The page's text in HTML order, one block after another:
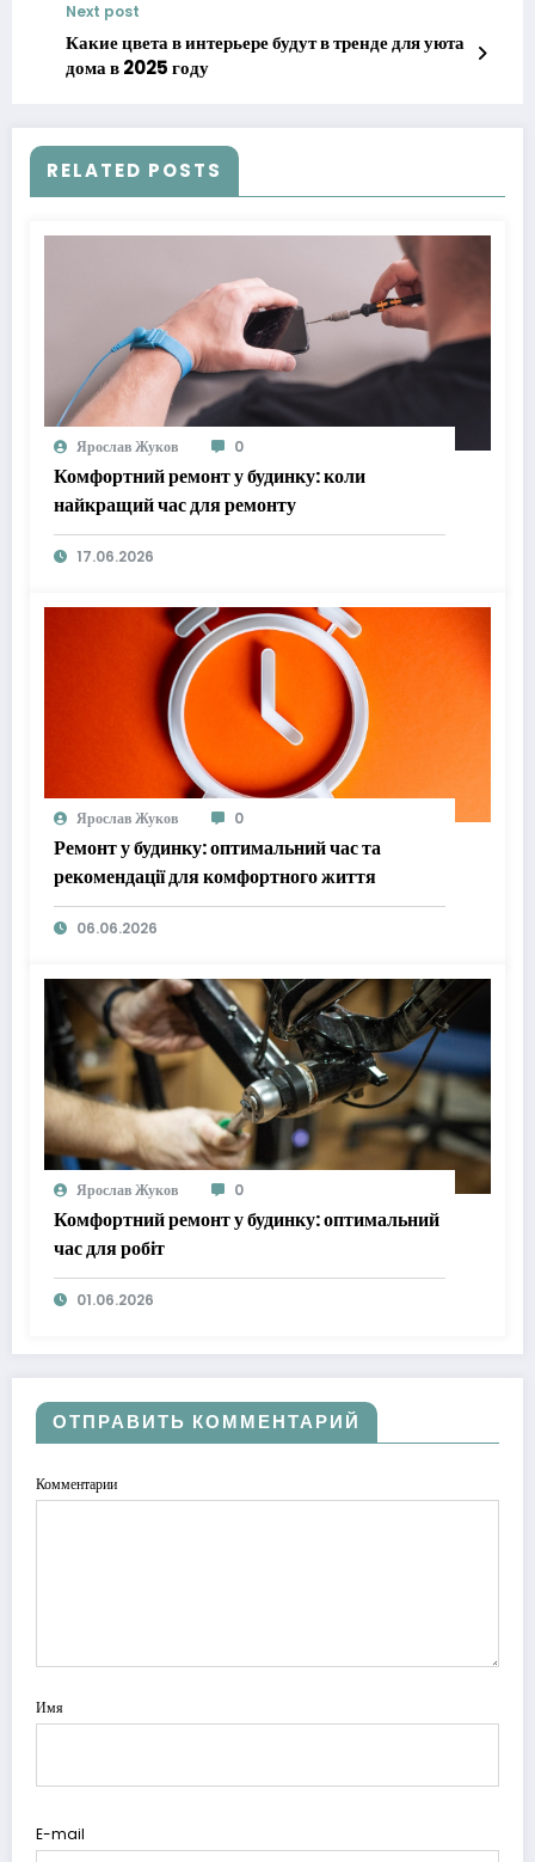
Next post
Какие цвета в интерьере будут в тренде для уюта
дома в 2025 году
RELATED POSTS
Ярослав Жуков 0
Комфортний ремонт у будинку: коли
найкращий час для ремонту
17.06.2026
Ярослав Жуков 0
Ремонт у будинку: оптимальний час та
рекомендації для комфортного життя
06.06.2026
Ярослав Жуков 0
Комфортний ремонт у будинку: оптимальний
час для робіт
01.06.2026
ОТПРАВИТЬ КОММЕНТАРИЙ
Комментарии
Имя
E-mail